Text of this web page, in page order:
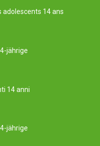
adolescents 14 ans
jährige
14 anni
jährige